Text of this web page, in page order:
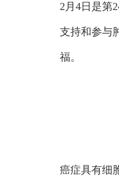
2月4日是第
支持和参与
福。
癌症具有细